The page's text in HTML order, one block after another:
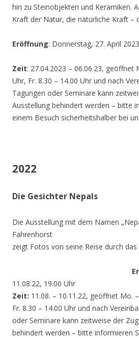
hin zu Steinobjekten und Keramiken.
Kraft der Natur, die natürliche Kraft –
Eröffnung: Donnerstag, 27. April
Zeit: 27.04.2023 – 06.06.23, geöffnet
Uhr, Fr. 8.30 – 14.00 Uhr und nach
Tagungen oder Seminare kann
Ausstellung behindert werden – bitte
einem Besuch sicherheitshalber bei
2022
Die Gesichter Nepals
Die Ausstellung mit dem Namen
Fahrenhorst
zeigt Fotos von seine Reise durch
11.08.22, 19.00 Uhr
Zeit: 11.08. – 10.11.22, geöffnet Mo.
Fr. 8.30 – 14.00 Uhr und nach
oder Seminare kann zeitweise der
behindert werden – bitte informieren